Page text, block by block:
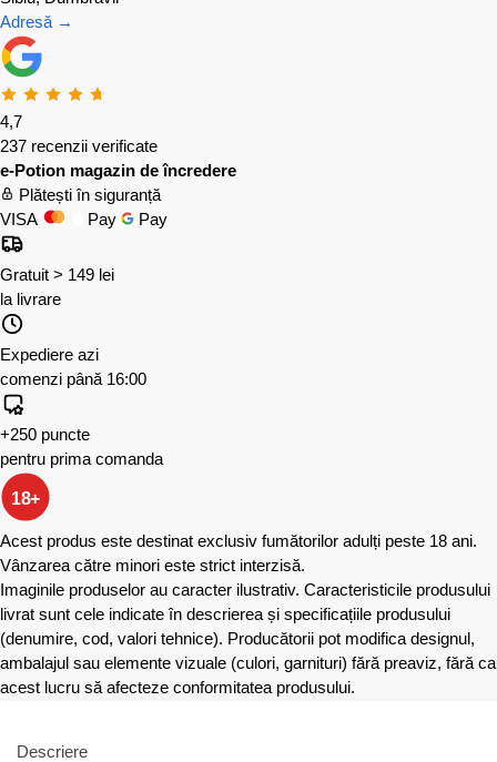
Adresă →
4,7
237 recenzii verificate
e-Potion magazin de încredere
Plătești în siguranță
VISA
Pay Pay
Gratuit > 149 lei
la livrare
Expediere azi
comenzi până 16:00
+250 puncte
pentru prima comanda
18+
Acest produs este destinat exclusiv fumătorilor adulți peste 18 ani.
Vânzarea către minori este strict interzisă.
Imaginile produselor au caracter ilustrativ. Caracteristicile produsului
livrat sunt cele indicate în descrierea și specificațiile produsului
(denumire, cod, valori tehnice). Producătorii pot modifica designul,
ambalajul sau elemente vizuale (culori, garnituri) fără preaviz, fără ca
acest lucru să afecteze conformitatea produsului.
Descriere